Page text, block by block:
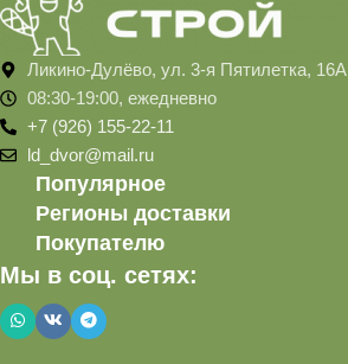
Ликино-Дулёво, ул. 3-я Пятилетка, 16А
08:30-19:00, ежедневно
+7 (926) 155-22-11
ld_dvor@mail.ru
Популярное
Регионы доставки
Покупателю
Мы в соц. сетях: